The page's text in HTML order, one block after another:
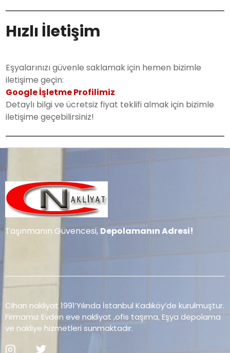
Hızlı İletişim
Eşyalarınızı güvenle saklamak için hemen bizimle
iletişime geçin:
Google İşletme Profilimiz
Detaylı bilgi ve ücretsiz fiyat teklifi almak için bizimle
iletişime geçebilirsiniz!
Taşınmanın Güvencesi, Depolamanın Adresi!
Cihan nakliyat 1991’Yılında İstanbul Kadıköy’de kurulmuştur.
Firmamız Evden eve nakliyat ,ofis taşıma, Eşya depolama
ve nakliye hizmetleri sunmaktadır.